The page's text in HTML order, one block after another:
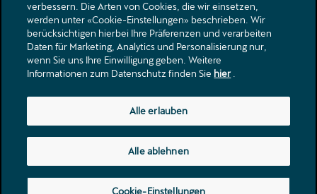
verbessern. Die Arten von Cookies, die wir einsetzen,
werden unter «Cookie-Einstellungen» beschrieben. Wir
berücksichtigen hierbei Ihre Präferenzen und verarbeiten
Daten für Marketing, Analytics und Personalisierung nur,
wenn Sie uns Ihre Einwilligung geben. Weitere
Informationen zum Datenschutz finden Sie hier.
Cookie-Einstellungen
Alle ablehnen
Alle erlauben